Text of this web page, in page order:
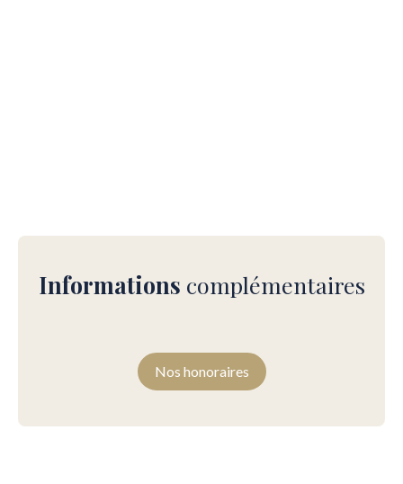
Informations complémentaires
Nos honoraires